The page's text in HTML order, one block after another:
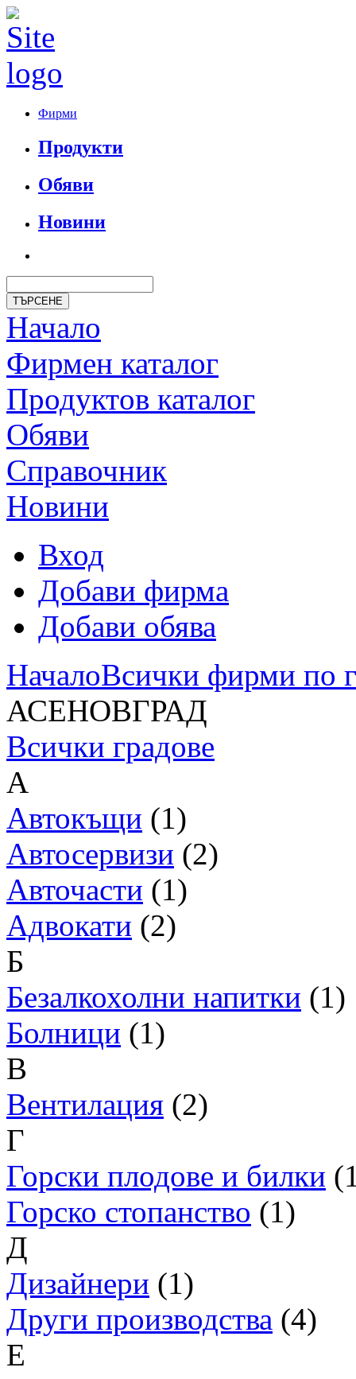
Фирми
Продукти
Обяви
Новини
Начало
Фирмен каталог
Продуктoв каталог
Обяви
Справочник
Новини
Вход
Добави фирма
Добави обява
НачалоВсички фирми по
АСЕНОВГРАД
Всички градове
А
Автокъщи (1)
Автосервизи (2)
Авточасти (1)
Адвокати (2)
Б
Безалкохолни напитки (1)
Болници (1)
В
Вентилация (2)
Г
Горски плодове и билки
Горско стопанство (1)
Д
Дизайнери (1)
Други производства (4)
Е